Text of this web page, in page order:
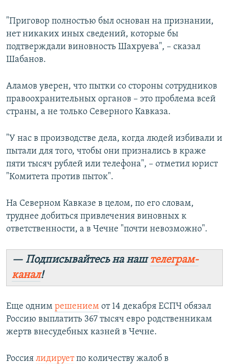
"Приговор полностью был основан на признании,
нет никаких иных сведений, которые бы
подтверждали виновность Шахруева", – сказал
Шабанов.
Аламов уверен, что пытки со стороны сотрудников
правоохранительных органов – это проблема всей
страны, а не только Северного Кавказа.
"У нас в производстве дела, когда людей избивали и
пытали для того, чтобы они признались в краже
пяти тысяч рублей или телефона", – отметил юрист
"Комитета против пыток".
На Северном Кавказе в целом, по его словам,
труднее добиться привлечения виновных к
ответственности, а в Чечне "почти невозможно".
— Подписывайтесь на наштелеграм-
канал!
Еще одним решением от 14 декабря ЕСПЧ обязал
Россию выплатить 367 тысяч евро родственникам
жертв внесудебных казней в Чечне.
Россия лидируетпо количеству жалоб в